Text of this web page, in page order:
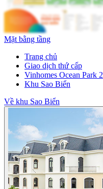
Mặt bằng tầng
Trang chủ
Giao dịch thứ cấp
Vinhomes Ocean Park 2
Khu Sao Biển
Về khu Sao Biển